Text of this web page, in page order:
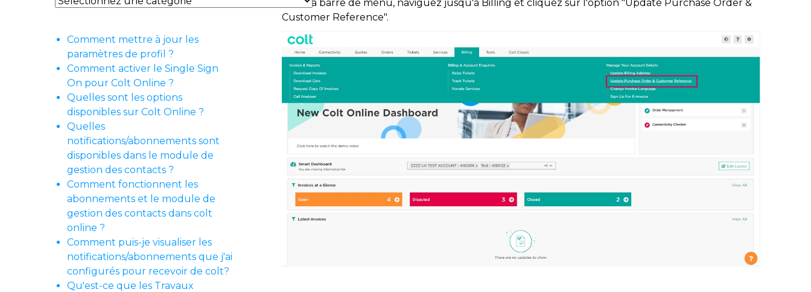
Comment mettre à jour les
paramètres de profil ?
Comment activer le Single Sign
On pour Colt Online ?
Quelles sont les options
disponibles sur Colt Online ?
Quelles
notifications/abonnements sont
disponibles dans le module de
gestion des contacts ?
Comment fonctionnent les
abonnements et le module de
gestion des contacts dans colt
online ?
Comment puis-je visualiser les
notifications/abonnements que j'ai
configurés pour recevoir de colt?
Qu'est-ce que les Travaux
Dans la barre de menu, naviguez jusqu'à Billing et cliquez sur l'option "Update Purchase Order &
Customer Reference".